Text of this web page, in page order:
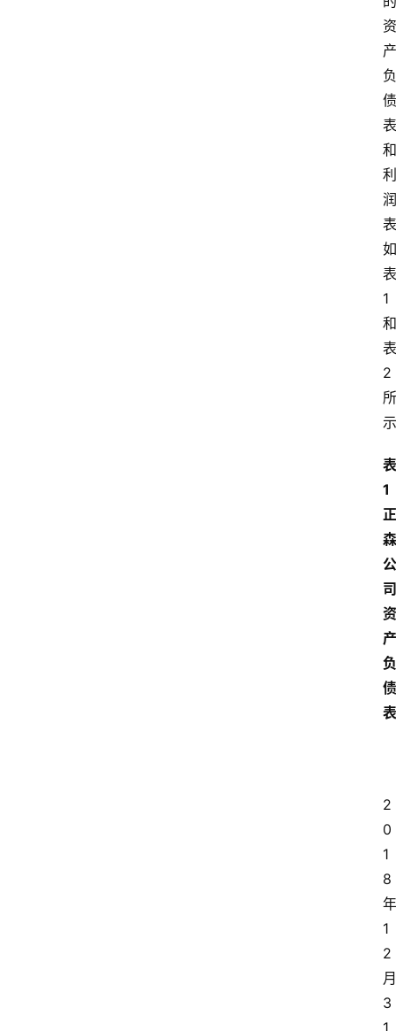
资
产
负
债
表
和
利
润
表
如
表
1
和
表
2
所
示
表
1
正
森
公
司
资
产
负
债
表
2
0
1
8
年
1
2
月
3
1